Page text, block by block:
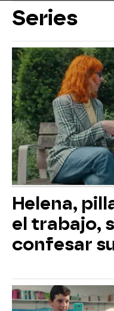
Series
Helena,
el trabajo,
confesar